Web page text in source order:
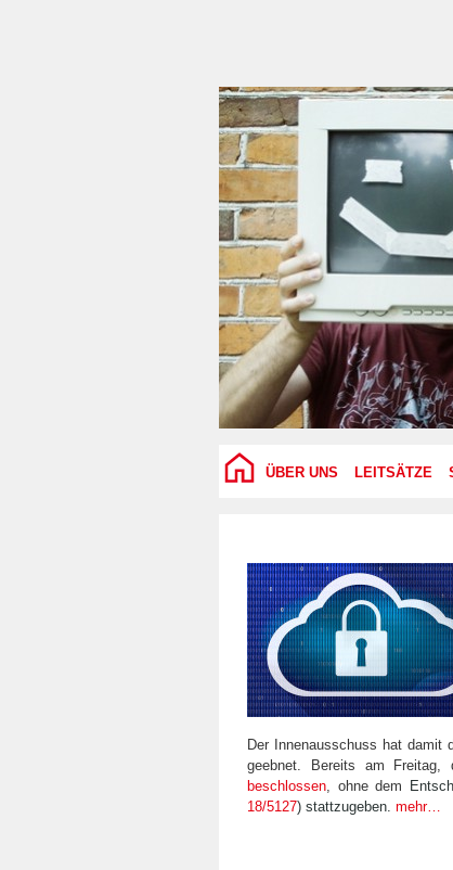
ÜBER UNS LEITSÄTZE
Der Innenausschuss hat damit
geebnet. Bereits am
beschlossen , ohne dem
18/5127) stattzugeben. mehr…